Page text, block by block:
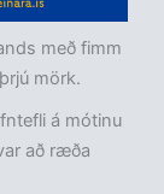
með fimm
mörk.
á mótinu
að ræða